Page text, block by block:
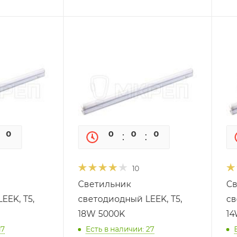
0
T5,
0 0 0
10
Светильник
светодиодный LEEK, T5,
18W 5000K
Есть в наличии: 27